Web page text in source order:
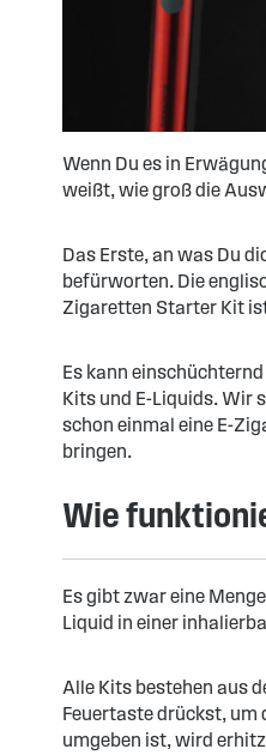
Wenn Du es in
weißt, wie groß die
Das Erste, an was Du
befürworten. Die
Zigaretten Starter Kit
Es kann
Kits und E-Liquids. Wir
schon einmal eine E-
bringen.
Wie
Es gibt zwar eine
Liquid in einer
Alle Kits bestehen aus
Feuertaste drückst, um
umgeben ist, wird